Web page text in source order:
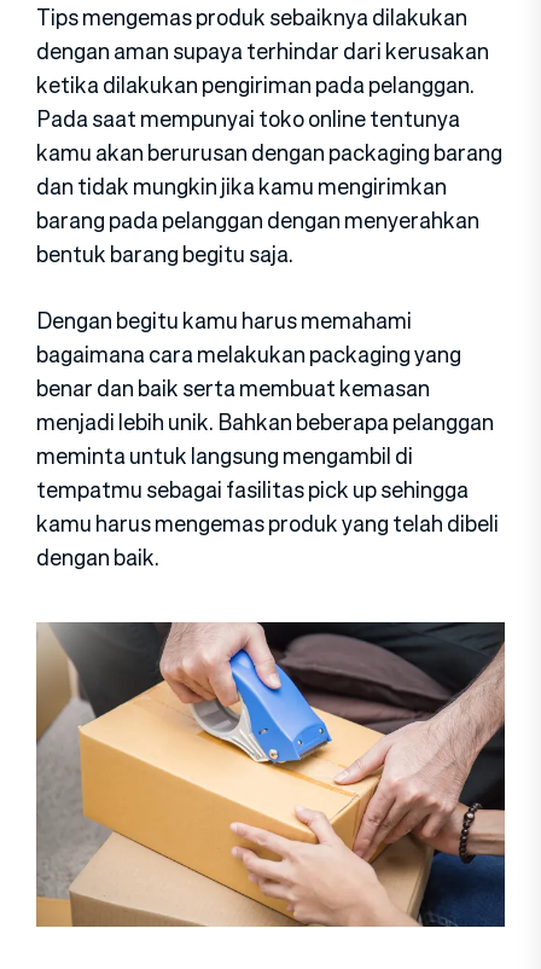
Tips mengemas produk sebaiknya dilakukan
dengan aman supaya terhindar dari kerusakan
ketika dilakukan pengiriman pada pelanggan.
Pada saat mempunyai toko online tentunya
kamu akan berurusan dengan packaging barang
dan tidak mungkin jika kamu mengirimkan
barang pada pelanggan dengan menyerahkan
bentuk barang begitu saja.
Dengan begitu kamu harus memahami
bagaimana cara melakukan packaging yang
benar dan baik serta membuat kemasan
menjadi lebih unik. Bahkan beberapa pelanggan
meminta untuk langsung mengambil di
tempatmu sebagai fasilitas pick up sehingga
kamu harus mengemas produk yang telah dibeli
dengan baik.